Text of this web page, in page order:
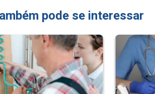
pode se interessar